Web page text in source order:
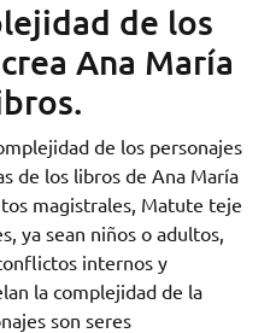
de los
Ana María
de los personajes
de los libros de Ana María
magistrales, Matute teje
ya sean niños o adultos,
internos y
la complejidad de la
son seres